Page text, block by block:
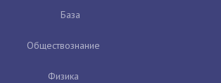
База
Обществознание
Физика